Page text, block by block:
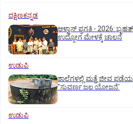
ದಕ್ಷಿಣಕನ್ನಡ
ಆಳ್ವಾಸ್‌ ಪ್ರಗತಿ - 2026:
ಉದ್ಯೋಗ ಮೇಳಕ್ಕೆ ಚಾಲನೆ
ಉಡುಪಿ
ಶಾಲೆಗಳಲ್ಲಿ ಮತ್ತೆ ಜೀವ
"ಸುವರ್ಣ ಜಲ ಯೋಜನೆ'
ಉಡುಪಿ